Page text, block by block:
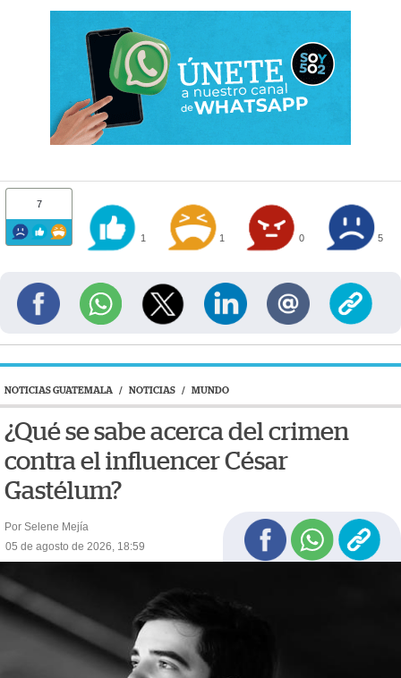
7
1 1 0 5
NOTICIAS GUATEMALA / NOTICIAS / MUNDO
¿Qué se sabe acerca del crimen
contra el influencer César
Gastélum?
Por Selene Mejía
05 de agosto de 2026, 18:59